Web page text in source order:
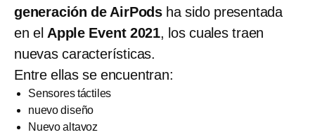
generación de AirPods ha sido presentada
en el Apple Event 2021, los cuales traen
nuevas características.
Entre ellas se encuentran:
Sensores táctiles
nuevo diseño
Nuevo altavoz